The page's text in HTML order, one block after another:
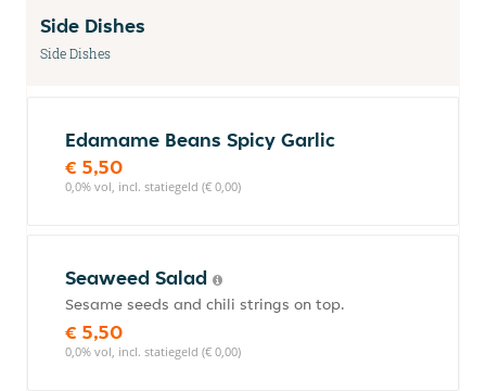
Side Dishes
Side Dishes
Edamame Beans Spicy Garlic
€ 5,50
0,0% vol, incl. statiegeld (€ 0,00)
Seaweed Salad
Sesame seeds and chili strings on top.
€ 5,50
0,0% vol, incl. statiegeld (€ 0,00)